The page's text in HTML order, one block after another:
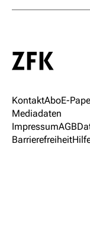
KontaktAboE-
Mediadaten
ImpressumAGB
Barrierefreiheit